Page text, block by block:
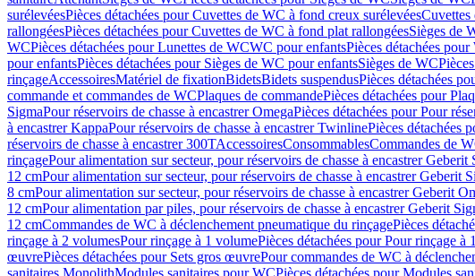
surélevéesPièces détachées pour Cuvettes de WC à fond creux surélevéesCuvettes
rallongéesPièces détachées pour Cuvettes de WC à fond plat rallongéesSièges de
WCPièces détachées pour Lunettes de WCWC pour enfantsPièces détachées
pour enfantsPièces détachées pour Sièges de WC pour enfantsSièges de WC
rinçageAccessoiresMatériel de fixationBidetsBidets suspendusPièces détachées
commande et commandes de WCPlaques de commandePièces détachées pour
SigmaPour réservoirs de chasse à encastrer OmegaPièces détachées pour Pour
à encastrer KappaPour réservoirs de chasse à encastrer TwinlinePièces détachées
réservoirs de chasse à encastrer 300TAccessoiresConsommablesCommandes de
rinçagePour alimentation sur secteur, pour réservoirs de chasse à encastrer Geberit
12 cmPour alimentation sur secteur, pour réservoirs de chasse à encastrer Geberit
8 cmPour alimentation sur secteur, pour réservoirs de chasse à encastrer Geberit
12 cmPour alimentation par piles, pour réservoirs de chasse à encastrer Geberit
12 cmCommandes de WC à déclenchement pneumatique du rinçagePièces
rinçage à 2 volumesPour rinçage à 1 volumePièces détachées pour Pour rinçage à
œuvrePièces détachées pour Sets gros œuvrePour commandes de WC à
sanitaires MonolithModules sanitaires pour WCPièces détachées pour Modules